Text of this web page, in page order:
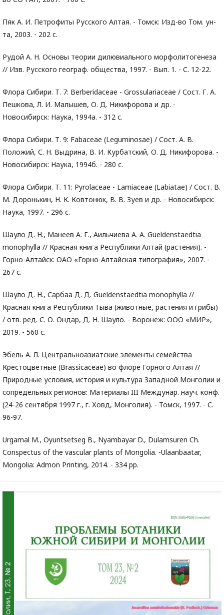
Пяк А. И. Петрофиты Русского Алтая. - Томск: Изд-во Том. ун-
та, 2003. - 202 с.
Рудой А. Н. Основы теории дилювиального морфолитогенеза
// Изв. Русского географ. общества, 1997. - Вып. 1. - С. 12-22.
Флора Сибири. Т. 7: Berberidaceae - Grossulariaceae / Сост. Г. А.
Пешкова, Л. И. Малышев, О. Д. Никифорова и др. -
Новосибирск: Наука, 1994а. - 312 с.
Флора Сибири. Т. 9: Fabaceae (Leguminosae) / Сост. А. В.
Положий, С. Н. Выдрина, В. И. Курбатский, О. Д. Никифорова. -
Новосибирск: Наука, 1994б. - 280 с.
Флора Сибири. Т. 11: Pyrolaceae - Lamiaceae (Labiatae) / Сост. В.
М. Доронькин, Н. К. Ковтонюк, В. В. Зуев и др. - Новосибирск:
Наука, 1997. - 296 с.
Шауло Д. Н., Манеев А. Г., Аильчиева А. А. Gueldenstaedtia
monophylla // Красная книга Республики Алтай (растения). -
Горно-Алтайск: ОАО «Горно-Алтайская типография», 2007. -
267 с.
Шауло Д. Н., Сарбаа Д. Д. Gueldenstaedtia monophylla //
Красная книга Республики Тыва (животные, растения и грибы)
/ отв. ред. С. О. Ондар, Д. Н. Шауло. - Воронеж: ООО «МИР»,
2019. - 560 с.
Эбель А. Л. Центральноазиатские элементы семейства
Крестоцветные (Brassicaceae) во флоре Горного Алтая //
Природные условия, история и культура Западной Монголии и
сопредельных регионов: Материалы III Междунар. науч. конф.
(24-26 сентября 1997 г., г. Ховд, Монголия). - Томск, 1997. - С.
96-97.
Urgamal M., Oyuntsetseg B., Nyambаyar D., Dulamsuren Ch.
Conspectus of the vascular plants of Mongolia. -Ulaanbaatar,
Mongolia: Admon Printing, 2014. - 334 pp.